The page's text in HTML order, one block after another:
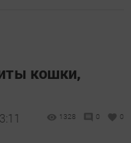
кошки,
1328 0 0